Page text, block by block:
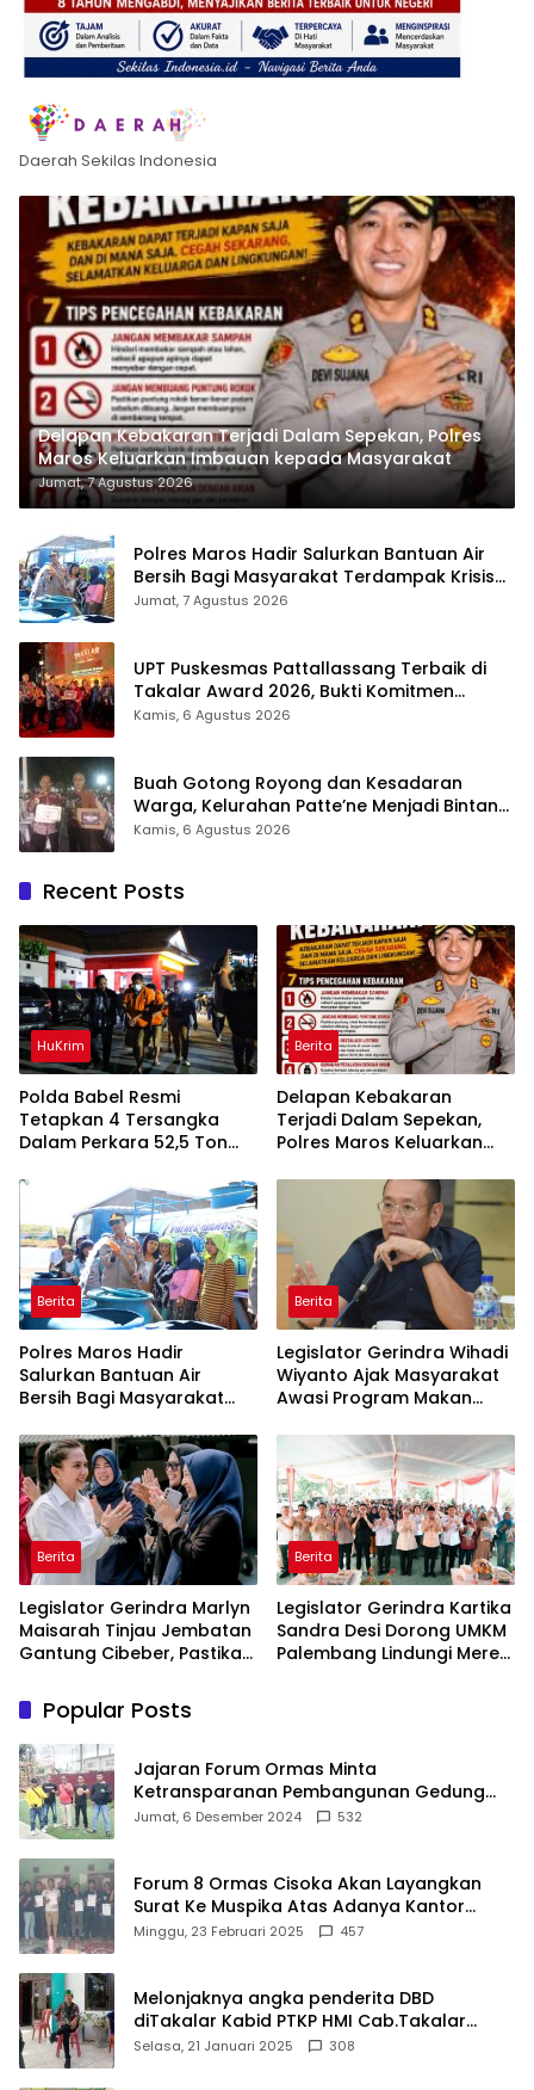
Daerah Sekilas Indonesia
Delapan Kebakaran Terjadi Dalam Sepekan, Polres
Maros Keluarkan Imbauan kepada Masyarakat
Jumat, 7 Agustus 2026
Polres Maros Hadir Salurkan Bantuan Air
Bersih Bagi Masyarakat Terdampak Krisis
Air Bersih Di Maros
Jumat, 7 Agustus 2026
UPT Puskesmas Pattallassang Terbaik di
Takalar Award 2026, Bukti Komitmen
Hadirkan Pelayanan Kesehatan Berkualitas
Kamis, 6 Agustus 2026
Buah Gotong Royong dan Kesadaran
Warga, Kelurahan Patte’ne Menjadi Bintang
Takalar Award 2026
Kamis, 6 Agustus 2026
Recent Posts
HuKrim
Polda Babel Resmi
Tetapkan 4 Tersangka
Dalam Perkara 52,5 Ton
Belitung
Berita
Delapan Kebakaran
Terjadi Dalam Sepekan,
Polres Maros Keluarkan
Masyarakat
Berita
Polres Maros Hadir
Salurkan Bantuan Air
Bersih Bagi Masyarakat
Di Maros
Berita
Legislator Gerindra Wihadi
Wiyanto Ajak Masyarakat
Awasi Program Makan
Sasaran
Berita
Legislator Gerindra Marlyn
Maisarah Tinjau Jembatan
Gantung Cibeber, Pastikan
Berita
Legislator Gerindra Kartika
Sandra Desi Dorong UMKM
Palembang Lindungi Merek
Popular Posts
Jajaran Forum Ormas Minta
Ketransparanan Pembangunan Gedung
Damkar Di Kecamatan Cisoka
Jumat, 6 Desember 2024 532
Forum 8 Ormas Cisoka Akan Layangkan
Surat Ke Muspika Atas Adanya Kantor
Matel di Cisoka
Minggu, 23 Februari 2025 457
Melonjaknya angka penderita DBD
diTakalar Kabid PTKP HMI Cab.Takalar
angkat bicara
Selasa, 21 Januari 2025 308